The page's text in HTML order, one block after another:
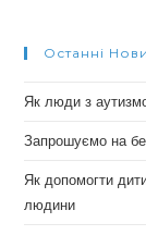
Останні
Як люди з
Запрошуємо на
Як допомогти
людини